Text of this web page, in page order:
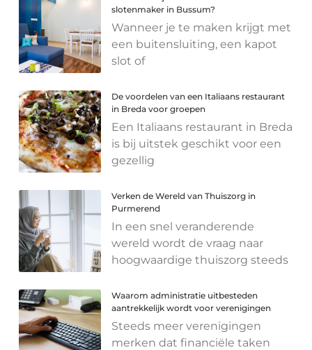
slotenmaker in Bussum?
Wanneer je te maken krijgt met
een buitensluiting, een kapot
slot of
De voordelen van een Italiaans restaurant
in Breda voor groepen
Een Italiaans restaurant in Breda
is bij uitstek geschikt voor een
gezellig
Verken de Wereld van Thuiszorg in
Purmerend
In een snel veranderende
wereld wordt de vraag naar
hoogwaardige thuiszorg steeds
Waarom administratie uitbesteden
aantrekkelijk wordt voor verenigingen
Steeds meer verenigingen
merken dat financiële taken